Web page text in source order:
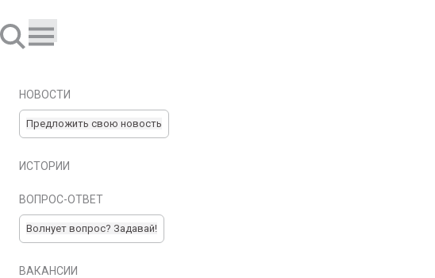
НОВОСТИ
Предложить свою новость
ИСТОРИИ
ВОПРОС-ОТВЕТ
Волнует вопрос? Задавай!
ВАКАНСИИ